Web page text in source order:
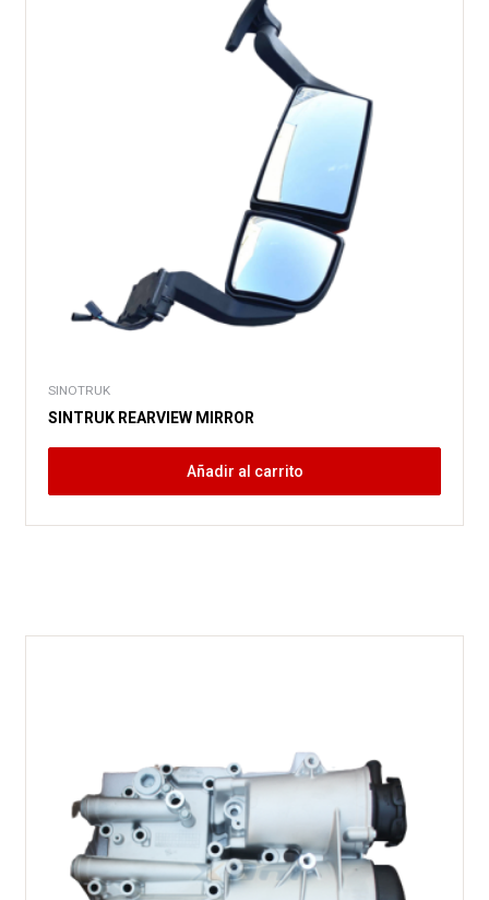
SINOTRUK
SINTRUK REARVIEW MIRROR
Añadir al carrito